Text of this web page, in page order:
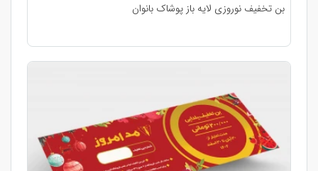
بن تخفیف نوروزی لایه باز پوشاک بانوان